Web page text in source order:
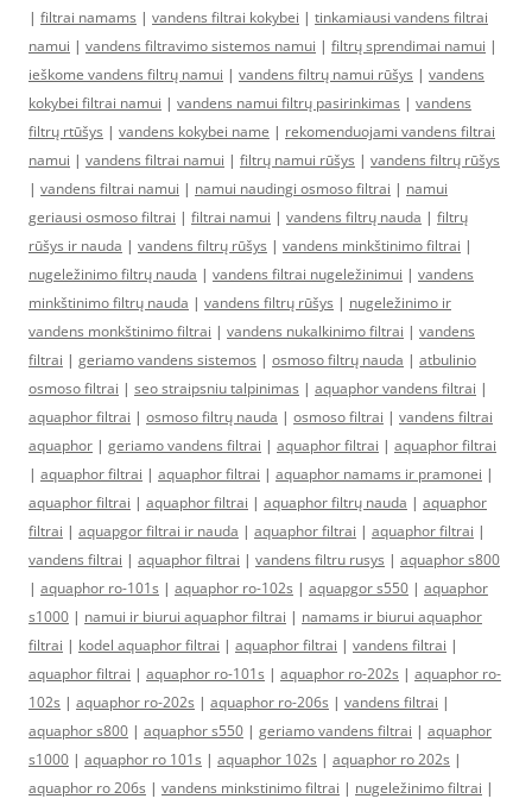
| filtrai namams | vandens filtrai kokybei | tinkamiausi vandens filtrai
namui | vandens filtravimo sistemos namui | filtrų sprendimai namui |
ieškome vandens filtrų namui | vandens filtrų namui rūšys | vandens
kokybei filtrai namui | vandens namui filtrų pasirinkimas | vandens
filtrų rtūšys | vandens kokybei name | rekomenduojami vandens filtrai
namui | vandens filtrai namui | filtrų namui rūšys | vandens filtrų rūšys
| vandens filtrai namui | namui naudingi osmoso filtrai | namui
geriausi osmoso filtrai | filtrai namui | vandens filtrų nauda | filtrų
rūšys ir nauda | vandens filtrų rūšys | vandens minkštinimo filtrai |
nugeležinimo filtrų nauda | vandens filtrai nugeležinimui | vandens
minkštinimo filtrų nauda | vandens filtrų rūšys | nugeležinimo ir
vandens monkštinimo filtrai | vandens nukalkinimo filtrai | vandens
filtrai | geriamo vandens sistemos | osmoso filtrų nauda | atbulinio
osmoso filtrai | seo straipsniu talpinimas | aquaphor vandens filtrai |
aquaphor filtrai | osmoso filtrų nauda | osmoso filtrai | vandens filtrai
aquaphor | geriamo vandens filtrai | aquaphor filtrai | aquaphor filtrai
| aquaphor filtrai | aquaphor filtrai | aquaphor namams ir pramonei |
aquaphor filtrai | aquaphor filtrai | aquaphor filtrų nauda | aquaphor
filtrai | aquapgor filtrai ir nauda | aquaphor filtrai | aquaphor filtrai |
vandens filtrai | aquaphor filtrai | vandens filtru rusys | aquaphor s800
| aquaphor ro-101s | aquaphor ro-102s | aquapgor s550 | aquaphor
s1000 | namui ir biurui aquaphor filtrai | namams ir biurui aquaphor
filtrai | kodel aquaphor filtrai | aquaphor filtrai | vandens filtrai |
aquaphor filtrai | aquaphor ro-101s | aquaphor ro-202s | aquaphor ro-
102s | aquaphor ro-202s | aquaphor ro-206s | vandens filtrai |
aquaphor s800 | aquaphor s550 | geriamo vandens filtrai | aquaphor
s1000 | aquaphor ro 101s | aquaphor 102s | aquaphor ro 202s |
aquaphor ro 206s | vandens minkstinimo filtrai | nugeležinimo filtrai |